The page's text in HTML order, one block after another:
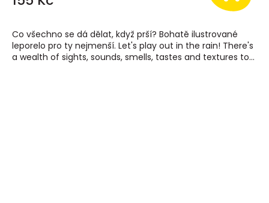
Co všechno se dá dělat, když prší? Bohatě ilustrované
leporelo pro ty nejmenší. Let's play out in the rain! There's
a wealth of sights, sounds, smells, tastes and textures to...